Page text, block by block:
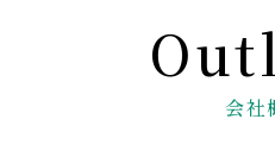
会社